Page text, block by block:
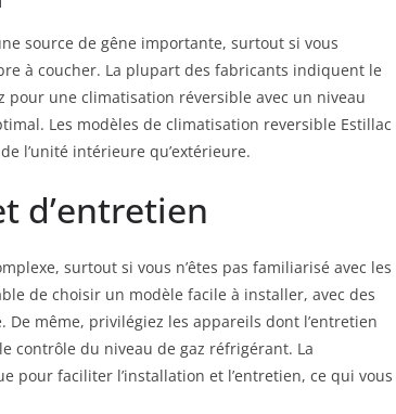
source de gêne importante, surtout si vous
à coucher. La plupart des fabricants indiquent le
pour une climatisation réversible avec un niveau
Les modèles de climatisation reversible Estillac
l’unité intérieure qu’extérieure.
d’entretien
surtout si vous n’êtes pas familiarisé avec les
de choisir un modèle facile à installer, avec des
même, privilégiez les appareils dont l’entretien
contrôle du niveau de gaz réfrigérant. La
pour faciliter l’installation et l’entretien, ce qui vous